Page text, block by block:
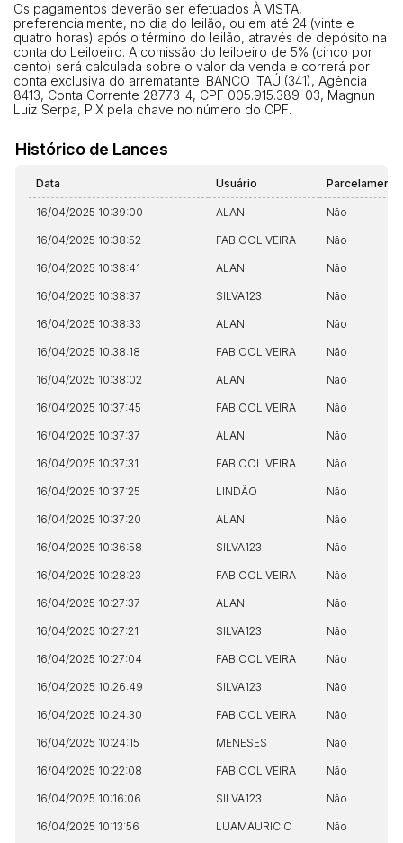
Os pagamentos deverão ser efetuados À VISTA,
preferencialmente, no dia do leilão, ou em até 24 (vinte e
quatro horas) após o término do leilão, através de depósito na
conta do Leiloeiro. A comissão do leiloeiro de 5% (cinco por
cento) será calculada sobre o valor da venda e correrá por
conta exclusiva do arrematante. BANCO ITAÚ (341), Agência
8413, Conta Corrente 28773-4, CPF 005.915.389-03, Magnun
Luiz Serpa, PIX pela chave no número do CPF.
Histórico de Lances
Data Usuário Parcelamento
16/04/2025 10:39:00 ALAN Não
16/04/2025 10:38:52 FABIOOLIVEIRA Não
16/04/2025 10:38:41 ALAN Não
16/04/2025 10:38:37 SILVA123 Não
16/04/2025 10:38:33 ALAN Não
16/04/2025 10:38:18 FABIOOLIVEIRA Não
16/04/2025 10:38:02 ALAN Não
16/04/2025 10:37:45 FABIOOLIVEIRA Não
16/04/2025 10:37:37 ALAN Não
16/04/2025 10:37:31 FABIOOLIVEIRA Não
16/04/2025 10:37:25 LINDÃO Não
16/04/2025 10:37:20 ALAN Não
16/04/2025 10:36:58 SILVA123 Não
16/04/2025 10:28:23 FABIOOLIVEIRA Não
16/04/2025 10:27:37 ALAN Não
16/04/2025 10:27:21 SILVA123 Não
16/04/2025 10:27:04 FABIOOLIVEIRA Não
16/04/2025 10:26:49 SILVA123 Não
16/04/2025 10:24:30 FABIOOLIVEIRA Não
16/04/2025 10:24:15 MENESES Não
16/04/2025 10:22:08 FABIOOLIVEIRA Não
16/04/2025 10:16:06 SILVA123 Não
16/04/2025 10:13:56 LUAMAURICIO Não
14/04/2025 18:43:11 TIAGOFELIPE R$ 1,00
14/04/2025 18:43:11 TIAGOFELIPE R$ 1,00
14/04/2025 18:43:11 TIAGOFELIPE R$ 1,00
Clique aqui para fazer login